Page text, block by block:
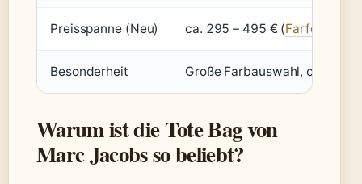
Preisspanne (Neu) ca. 295 – 495 € (Farfetch
Besonderheit Große Farbauswahl, oft mit
Warum ist die Tote Bag von
Marc Jacobs so beliebt?